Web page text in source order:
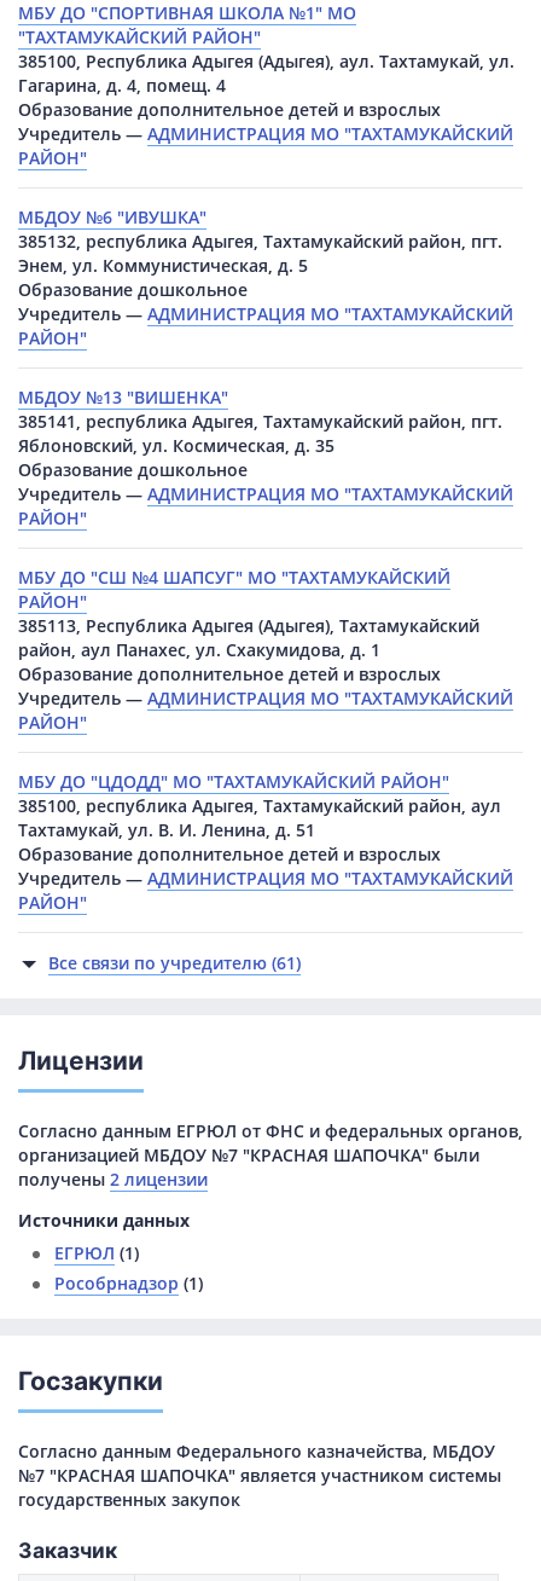
МБУ ДО "СПОРТИВНАЯ ШКОЛА №1" МО
"ТАХТАМУКАЙСКИЙ РАЙОН"
385100, Республика Адыгея (Адыгея), аул. Тахтамукай, ул.
Гагарина, д. 4, помещ. 4
Образование дополнительное детей и взрослых
Учредитель — АДМИНИСТРАЦИЯ МО "ТАХТАМУКАЙСКИЙ
РАЙОН"
МБДОУ №6 "ИВУШКА"
385132, республика Адыгея, Тахтамукайский район, пгт.
Энем, ул. Коммунистическая, д. 5
Образование дошкольное
Учредитель — АДМИНИСТРАЦИЯ МО "ТАХТАМУКАЙСКИЙ
РАЙОН"
МБДОУ №13 "ВИШЕНКА"
385141, республика Адыгея, Тахтамукайский район, пгт.
Яблоновский, ул. Космическая, д. 35
Образование дошкольное
Учредитель — АДМИНИСТРАЦИЯ МО "ТАХТАМУКАЙСКИЙ
РАЙОН"
МБУ ДО "СШ №4 ШАПСУГ" МО "ТАХТАМУКАЙСКИЙ
РАЙОН"
385113, Республика Адыгея (Адыгея), Тахтамукайский
район, аул Панахес, ул. Схакумидова, д. 1
Образование дополнительное детей и взрослых
Учредитель — АДМИНИСТРАЦИЯ МО "ТАХТАМУКАЙСКИЙ
РАЙОН"
МБУ ДО "ЦДОДД" МО "ТАХТАМУКАЙСКИЙ РАЙОН"
385100, республика Адыгея, Тахтамукайский район, аул
Тахтамукай, ул. В. И. Ленина, д. 51
Образование дополнительное детей и взрослых
Учредитель — АДМИНИСТРАЦИЯ МО "ТАХТАМУКАЙСКИЙ
РАЙОН"
Все связи по учредителю (61)
Лицензии
Согласно данным ЕГРЮЛ от ФНС и федеральных органов,
организацией МБДОУ №7 "КРАСНАЯ ШАПОЧКА" были
получены 2 лицензии
Источники данных
ЕГРЮЛ (1)
Рособрнадзор (1)
Госзакупки
Согласно данным Федерального казначейства, МБДОУ
№7 "КРАСНАЯ ШАПОЧКА" является участником системы
государственных закупок
Заказчик